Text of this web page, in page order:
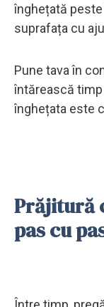
înghețată
suprafața cu
Pune tava în
întărească timp
înghețata este
Prăjitură
pas cu